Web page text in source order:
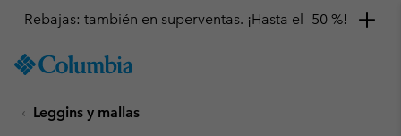
TO
SKIP
Rebajas: también en superventas. ¡Hasta el -50 %!
Leggins y mallas